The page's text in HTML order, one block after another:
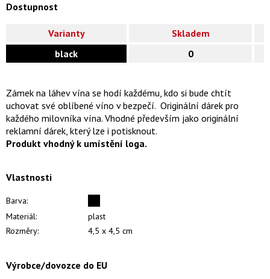
Dostupnost
Varianty
Skladem
black
0
Zámek na láhev vína se hodí každému, kdo si bude chtít
uchovat své oblíbené víno v bezpečí. Originální dárek pro
každého milovníka vína. Vhodné především jako originální
reklamní dárek, který lze i potisknout.
Produkt vhodný k umístění loga.
Vlastnosti
Barva:
Materiál:
plast
Rozměry:
4,5 x 4,5 cm
Výrobce/dovozce do EU